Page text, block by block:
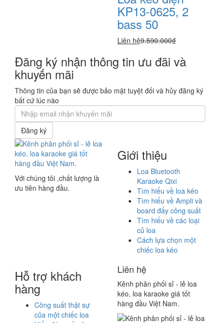
KP13-0625, 2
bass 50
Liên hệ9.590.000₫
Đăng ký nhận thông tin ưu đãi và
khuyến mãi
Thông tin của bạn sẽ được bảo mật tuyệt đối và hủy đăng ký
bất cứ lúc nào
Đăng ký
Với chúng tôi ,chất lượng là
ưu tiên hàng đầu.
Giới thiệu
Loa Bluetooth
Karaoke Qixi
Tìm hiểu về loa kéo
Tìm hiểu về Ampli và
board đẩy công suất
Tìm hiểu về các loại
củ loa
Cách lựa chọn một
chiếc loa kéo
Hỗ trợ khách
hàng
Công suất thật sự
của một chiếc loa
Liên hệ
Kênh phân phối sỉ - lẻ loa
kéo, loa karaoke giá tốt
hàng đầu Việt Nam.